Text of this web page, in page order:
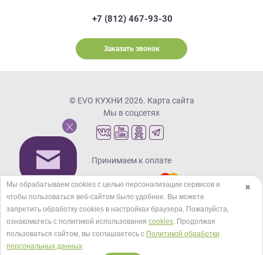
+7 (812) 467-93-30
Заказать звонок
© EVO КУХНИ 2026. Карта сайта
Мы в соцсетях
Принимаем к оплате
Кредиты и рассрочка
✖
Мы обрабатываем cookies с целью персонализации сервисов и
чтобы пользоваться веб-сайтом было удобнее. Вы можете
запретить обработку сookies в настройках браузера. Пожалуйста,
ознакомьтесь с политикой использования cookies. Продолжая
пользоваться сайтом, вы соглашаетесь с Политикой обработки
персональных данных.